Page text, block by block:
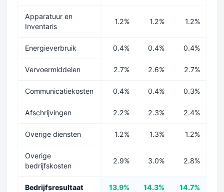
Apparatuur en
Inventaris
1.2% 1.2% 1.2%
Energieverbruik 0.4% 0.4% 0.4%
Vervoermiddelen 2.7% 2.6% 2.7%
Communicatiekosten 0.4% 0.4% 0.3%
Afschrijvingen 2.2% 2.3% 2.4%
Overige diensten 1.2% 1.3% 1.2%
Overige
bedrijfskosten
2.9% 3.0% 2.8%
Bedrijfsresultaat 13.9% 14.3% 14.7%